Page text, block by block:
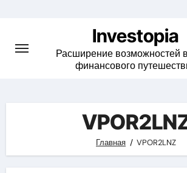
content
Investopia
Расширение возможностей
финансового
Главная VPOR2LNZ